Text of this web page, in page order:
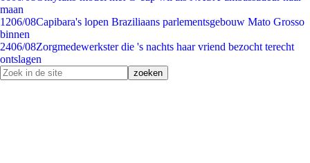
maan
1206/08Capibara's lopen Braziliaans parlementsgebouw Mato Grosso
binnen
2406/08Zorgmedewerkster die 's nachts haar vriend bezocht terecht
ontslagen